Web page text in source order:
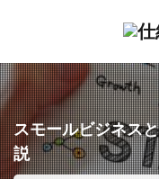
スモールビジネス
説